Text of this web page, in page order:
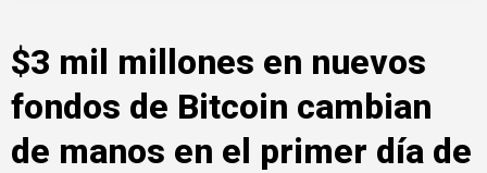
$3 mil millones en nuevos
fondos de Bitcoin cambian
de manos en el primer día de